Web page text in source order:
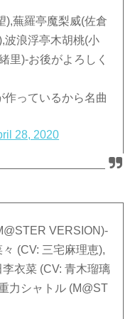
),蕪羅亭魔梨威(佐倉
波浪浮亭木胡桃(小
里)-お後がよろしく
作っているから名曲
28, 2020
VERSION)-
(CV: 三宅麻理恵),
衣菜 (CV: 青木瑠璃
力シャトル (M@ST